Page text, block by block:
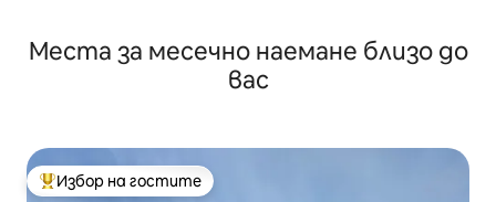
Места за месечно наемане близо до
вас
Най-популярен избор на гостите
Избор на гостите